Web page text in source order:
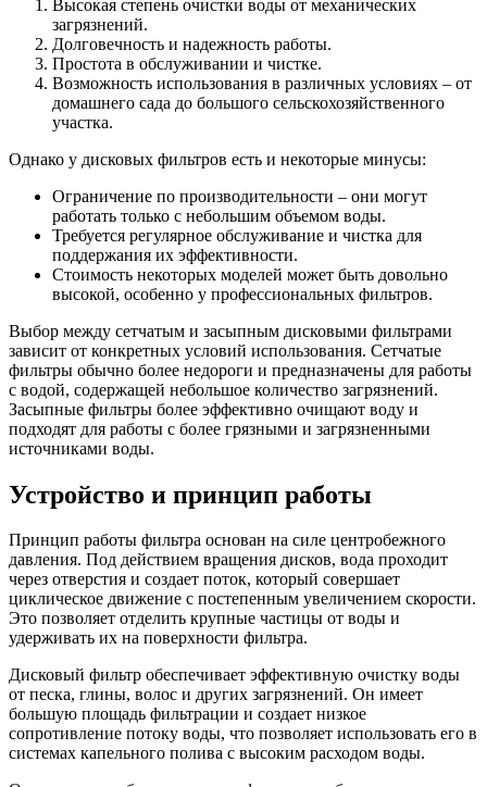
Высокая степень очистки воды от механических
загрязнений.
Долговечность и надежность работы.
Простота в обслуживании и чистке.
Возможность использования в различных условиях – от
домашнего сада до большого сельскохозяйственного
участка.
Однако у дисковых фильтров есть и некоторые минусы:
Ограничение по производительности – они могут
работать только с небольшим объемом воды.
Требуется регулярное обслуживание и чистка для
поддержания их эффективности.
Стоимость некоторых моделей может быть довольно
высокой, особенно у профессиональных фильтров.
Выбор между сетчатым и засыпным дисковыми фильтрами
зависит от конкретных условий использования. Сетчатые
фильтры обычно более недороги и предназначены для работы
с водой, содержащей небольшое количество загрязнений.
Засыпные фильтры более эффективно очищают воду и
подходят для работы с более грязными и загрязненными
источниками воды.
Устройство и принцип работы
Принцип работы фильтра основан на силе центробежного
давления. Под действием вращения дисков, вода проходит
через отверстия и создает поток, который совершает
циклическое движение с постепенным увеличением скорости.
Это позволяет отделить крупные частицы от воды и
удерживать их на поверхности фильтра.
Дисковый фильтр обеспечивает эффективную очистку воды
от песка, глины, волос и других загрязнений. Он имеет
большую площадь фильтрации и создает низкое
сопротивление потоку воды, что позволяет использовать его в
системах капельного полива с высоким расходом воды.